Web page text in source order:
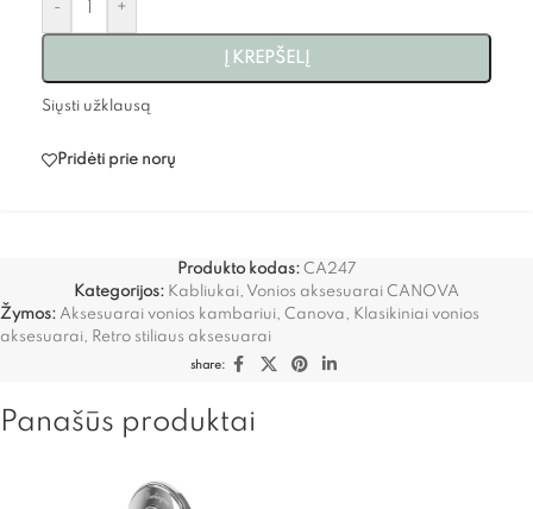
- +
Į KREPŠELĮ
Siųsti užklausą
Pridėti prie norų
Produkto kodas: CA247
Kategorijos: Kabliukai, Vonios aksesuarai CANOVA
Žymos: Aksesuarai vonios kambariui, Canova, Klasikiniai vonios
aksesuarai, Retro stiliaus aksesuarai
share:
Panašūs produktai